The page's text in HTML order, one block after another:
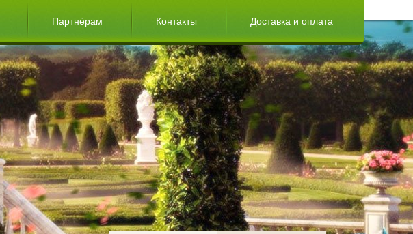
Партнёрам Контакты Доставка и оплата